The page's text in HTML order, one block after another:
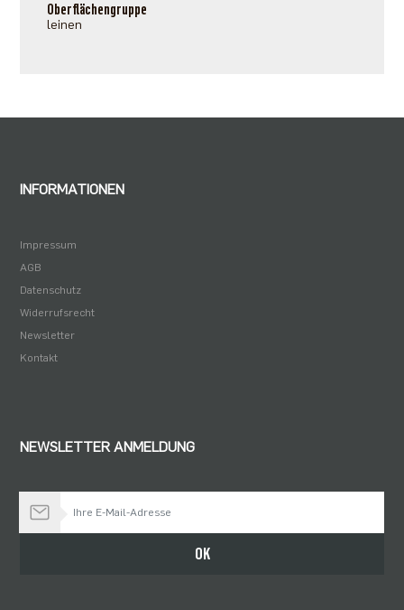
Oberflächengruppe
leinen
INFORMATIONEN
Impressum
AGB
Datenschutz
Widerrufsrecht
Newsletter
Kontakt
NEWSLETTER ANMELDUNG
OK